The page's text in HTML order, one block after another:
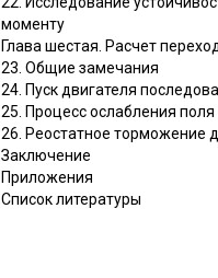
моменту
Глава шестая. Расчет
23. Общие замечания
24. Пуск двигателя
25. Процесс ослабления
26. Реостатное торможение
Заключение
Приложения
Список литературы